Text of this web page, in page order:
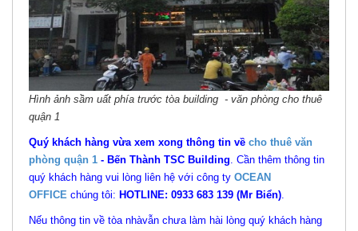
Hình ảnh sầm uất phía trước tòa building - văn phòng cho thuê
quận 1
Quý khách hàng vừa xem xong thông tin về cho thuê văn
phòng quận 1 - Bến Thành TSC Building. Cần thêm thông tin
quý khách hàng vui lòng liên hệ với công ty OCEAN
OFFICE chúng tôi: HOTLINE: 0933 683 139 (Mr Biển).
Nếu thông tin về tòa nhàvẫn chưa làm hài lòng quý khách hàng